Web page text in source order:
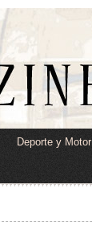
Deporte y Motor